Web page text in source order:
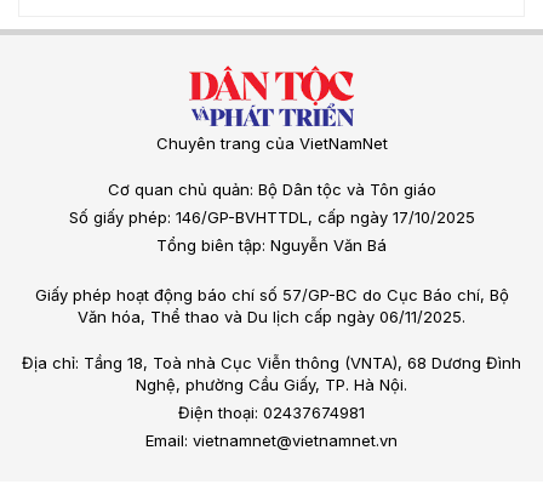
Chuyên trang của VietNamNet
Cơ quan chủ quản: Bộ Dân tộc và Tôn giáo
Số giấy phép: 146/GP-BVHTTDL, cấp ngày 17/10/2025
Tổng biên tập: Nguyễn Văn Bá
Giấy phép hoạt động báo chí số 57/GP-BC do Cục Báo chí, Bộ
Văn hóa, Thể thao và Du lịch cấp ngày 06/11/2025.
Địa chỉ: Tầng 18, Toà nhà Cục Viễn thông (VNTA), 68 Dương Đình
Nghệ, phường Cầu Giấy, TP. Hà Nội.
Điện thoại: 02437674981
Email: vietnamnet@vietnamnet.vn